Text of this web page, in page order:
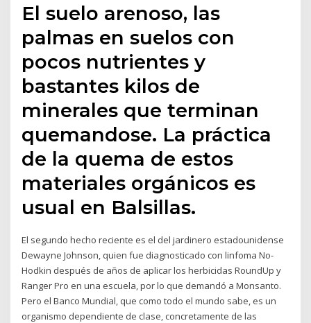
El suelo arenoso, las
palmas en suelos con
pocos nutrientes y
bastantes kilos de
minerales que terminan
quemandose. La práctica
de la quema de estos
materiales orgánicos es
usual en Balsillas.
El segundo hecho reciente es el del jardinero estadounidense
Dewayne Johnson, quien fue diagnosticado con linfoma No-
Hodkin después de años de aplicar los herbicidas RoundUp y
Ranger Pro en una escuela, por lo que demandó a Monsanto.
Pero el Banco Mundial, que como todo el mundo sabe, es un
organismo dependiente de clase, concretamente de las